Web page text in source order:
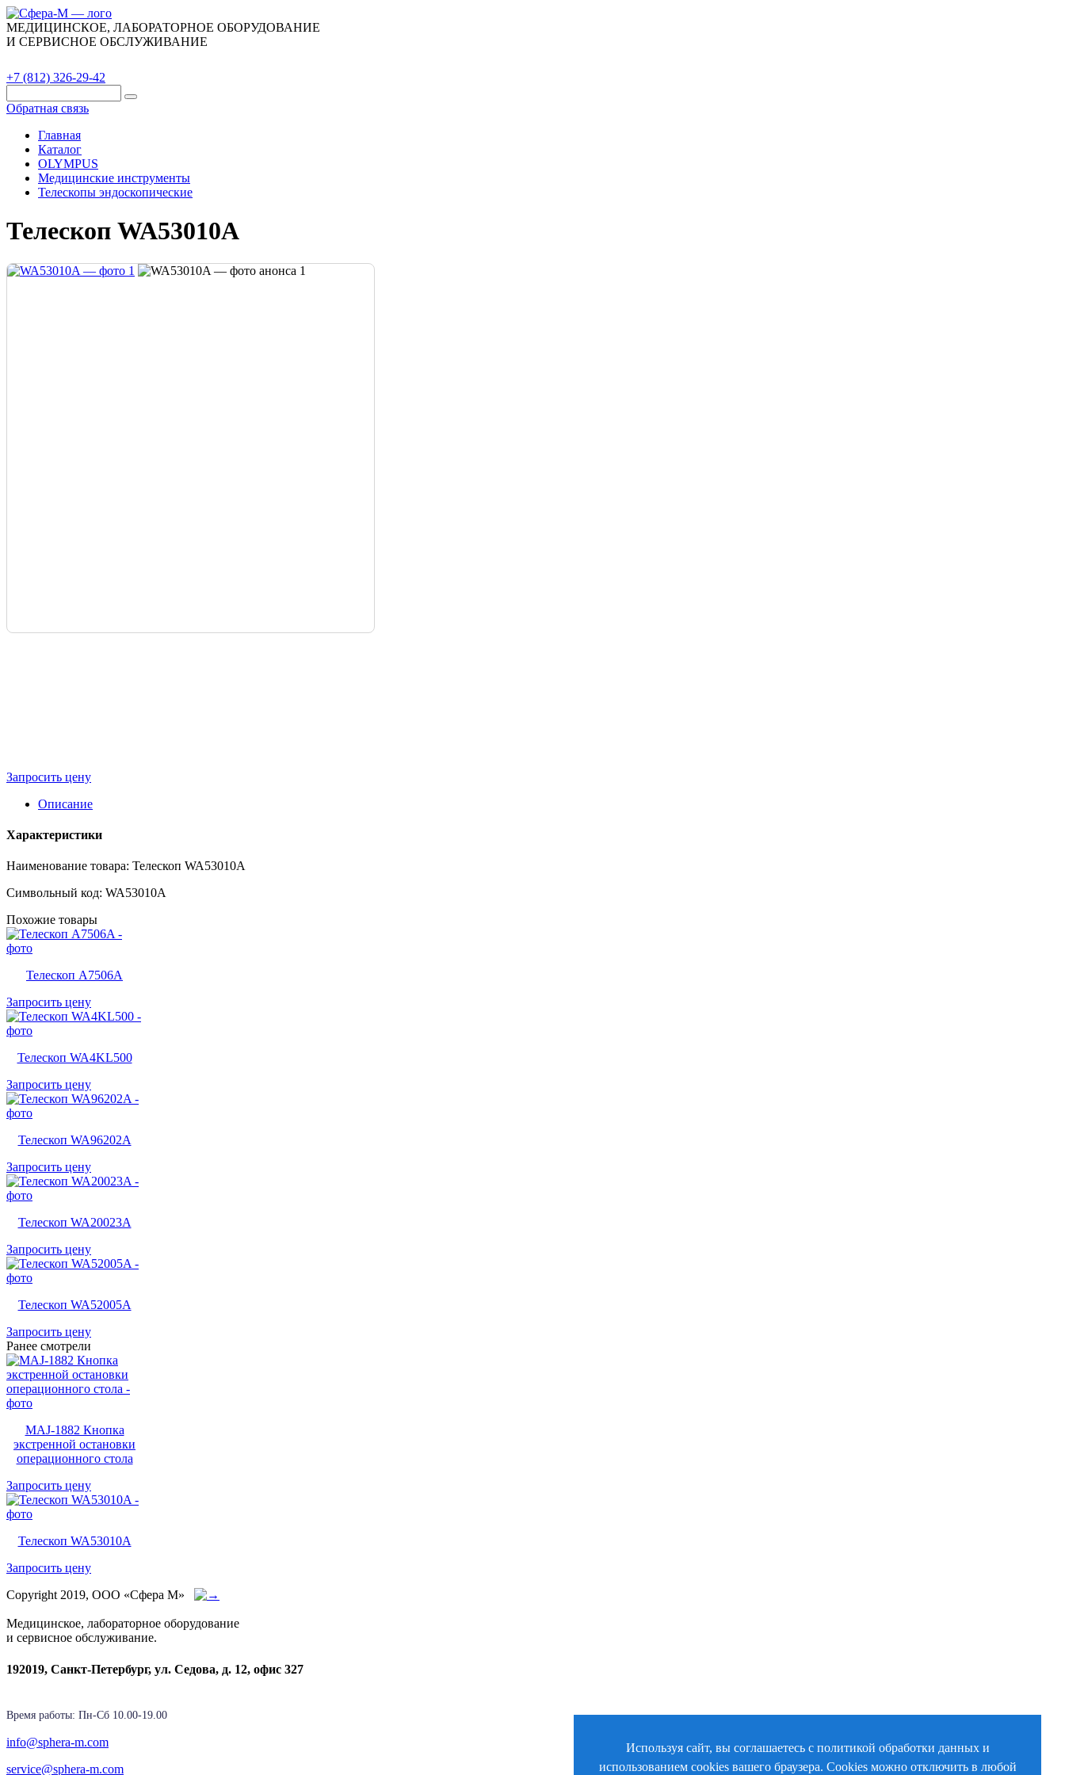
Используя сайт, вы соглашаетесь с политикой обработки данных и
использованием cookies вашего браузера. Cookies можно отключить в любой
МЕДИЦИНСКОЕ, ЛАБОРАТОРНОЕ ОБОРУДОВАНИЕ
И СЕРВИСНОЕ ОБСЛУЖИВАНИЕ
+7 (812) 326-29-42
Обратная связь
Главная
Каталог
OLYMPUS
Медицинские инструменты
Телескопы эндоскопические
Телескоп WA53010A
Запросить цену
Описание
Характеристики
Наименование товара: Телескоп WA53010A
Символьный код: WA53010A
Похожие товары
Телескоп A7506A
Запросить цену
Телескоп WA4KL500
Запросить цену
Телескоп WA96202A
Запросить цену
Телескоп WA20023A
Запросить цену
Телескоп WA52005A
Запросить цену
Ранее смотрели
MAJ-1882 Кнопка
экстренной остановки
операционного стола
Запросить цену
Телескоп WA53010A
Запросить цену
Copyright 2019, ООО «Сфера М»
Медицинское, лабораторное оборудование
и сервисное обслуживание.
192019, Санкт-Петербург, ул. Седова, д. 12, офис 327
Время работы: Пн-Cб 10.00-19.00
info@sphera-m.com
service@sphera-m.com